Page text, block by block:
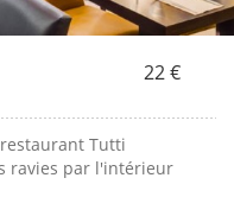
22 €
Tutti
ravies par l'intérieur